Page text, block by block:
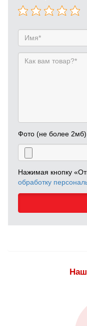
Фото (не более 2мб)
Нажимая кнопку
обработку